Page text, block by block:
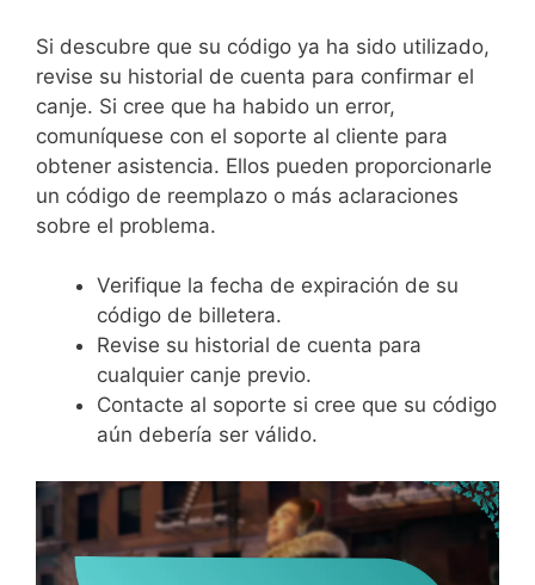
Si descubre que su código ya ha sido utilizado,
revise su historial de cuenta para confirmar el
canje. Si cree que ha habido un error,
comuníquese con el soporte al cliente para
obtener asistencia. Ellos pueden proporcionarle
un código de reemplazo o más aclaraciones
sobre el problema.
Verifique la fecha de expiración de su
código de billetera.
Revise su historial de cuenta para
cualquier canje previo.
Contacte al soporte si cree que su código
aún debería ser válido.